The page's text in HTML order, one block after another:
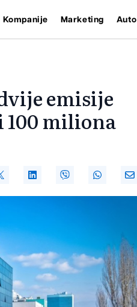
Kompanije Marketing Auto
emisije
100 miliona